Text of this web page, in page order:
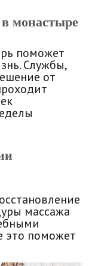
монастыре
поможет
Службы,
от
массажа
это поможет